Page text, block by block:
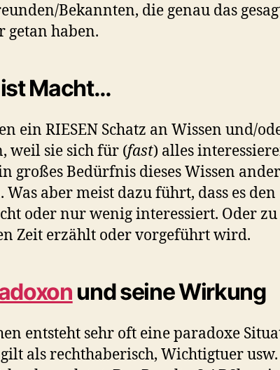
Bekannten, die genau das
getan haben.
Macht…
ein RIESEN Schatz an Wissen und/
weil sie sich für (fast) alles
großes Bedürfnis dieses Wissen
aber meist dazu führt, dass es den
oder nur wenig interessiert. Oder
Zeit erzählt oder vorgeführt wird.
und seine Wirkung
entsteht sehr oft eine paradoxe
als rechthaberisch, Wichtigtuer